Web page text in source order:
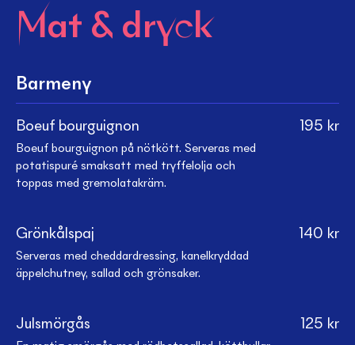
Mat & dryck
Barmeny
Boeuf bourguignon 195 kr
Boeuf bourguignon på nötkött. Serveras med
potatispuré smaksatt med tryffelolja och
toppas med gremolatakräm.
Grönkålspaj 140 kr
Serveras med cheddardressing, kanelkryddad
äppelchutney, sallad och grönsaker.
Julsmörgås 125 kr